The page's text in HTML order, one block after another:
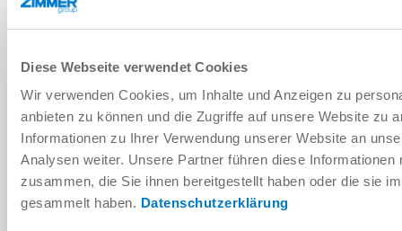
Diese Webseite verwendet Cookies
Wir verwenden Cookies, um Inhalte und Anzeigen zu
anbieten zu können und die Zugriffe auf unsere Website zu
Informationen zu Ihrer Verwendung unserer Website an
Analysen weiter. Unsere Partner führen diese
zusammen, die Sie ihnen bereitgestellt haben oder die sie
gesammelt haben. Datenschutzerklärung
Télécharger les données de CAO
Télécharger